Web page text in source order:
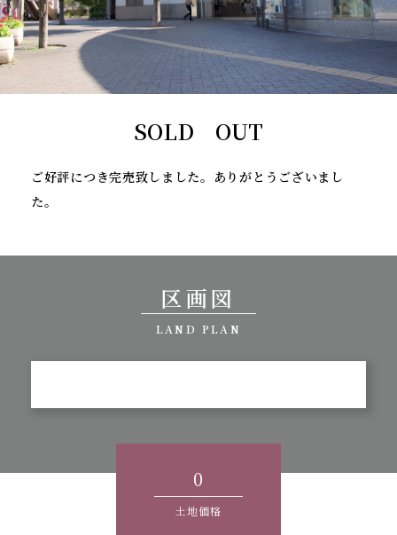
SOLD OUT
ご好評につき完売致しました。ありがとうございまし
た。
区画図
LAND PLAN
0
土地価格